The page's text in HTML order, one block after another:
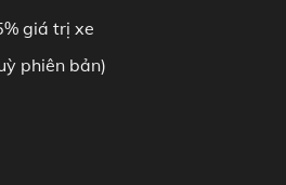
giá trị xe
phiên bản)